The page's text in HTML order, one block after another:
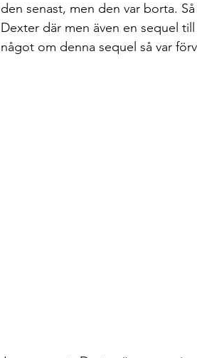
den senast, men den var borta.
Dexter där men även en sequel
något om denna sequel så var